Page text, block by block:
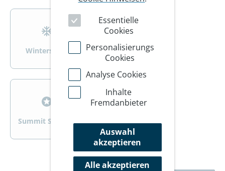
>
Wintersport Wandern/Trekking
>
Summit Specials Rad
Essentielle
Cookies
Personalisierungs
Cookies
Analyse Cookies
Inhalte
Fremdanbieter
Auswahl
akzeptieren
Alle akzeptieren